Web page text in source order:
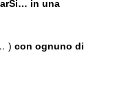
in una
) con ognuno di